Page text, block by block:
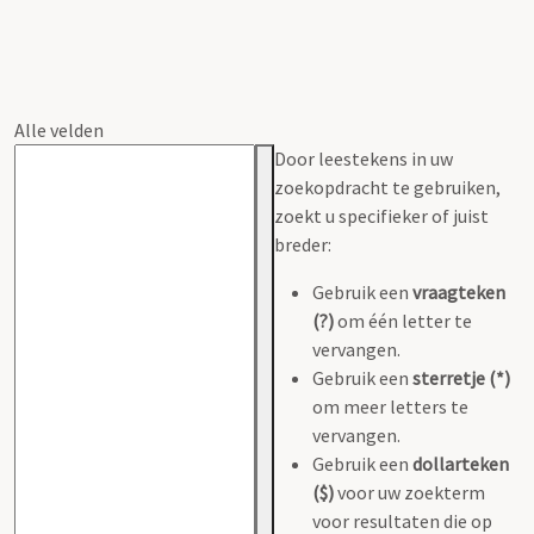
Alle velden
Door leestekens in uw
zoekopdracht te gebruiken,
zoekt u specifieker of juist
breder:
Gebruik een vraagteken
(?)om één letter te
vervangen.
Gebruik een sterretje (*)
om meer letters te
vervangen.
Gebruik een dollarteken
($)voor uw zoekterm
voor resultaten die op